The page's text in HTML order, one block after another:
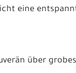
eine
über